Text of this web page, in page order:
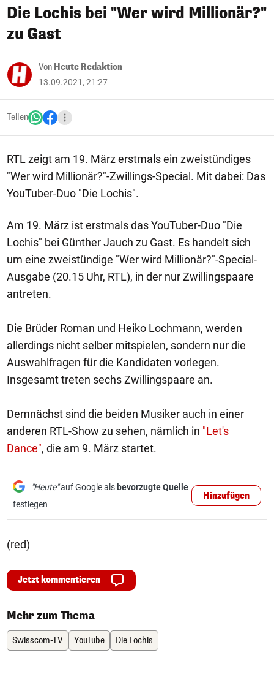
Die Lochis bei "Wer wird Millionär?"
zu Gast
Von Heute Redaktion
13.09.2021, 21:27
Teilen
RTL zeigt am 19. März erstmals ein zweistündiges
"Wer wird Millionär?"-Zwillings-Special. Mit dabei: Das
YouTuber-Duo "Die Lochis".
Am 19. März ist erstmals das YouTuber-Duo "Die
Lochis" bei Günther Jauch zu Gast. Es handelt sich
um eine zweistündige "Wer wird Millionär?"-Special-
Ausgabe (20.15 Uhr, RTL), in der nur Zwillingspaare
antreten.
Die Brüder Roman und Heiko Lochmann, werden
allerdings nicht selber mitspielen, sondern nur die
Auswahlfragen für die Kandidaten vorlegen.
Insgesamt treten sechs Zwillingspaare an.
Demnächst sind die beiden Musiker auch in einer
anderen RTL-Show zu sehen, nämlich in "Let's
Dance", die am 9. März startet.
"Heute"auf Google als bevorzugte Quelle
festlegen
Hinzufügen
(red)
Jetzt kommentieren
Mehr zum Thema
Swisscom-TV YouTube Die Lochis